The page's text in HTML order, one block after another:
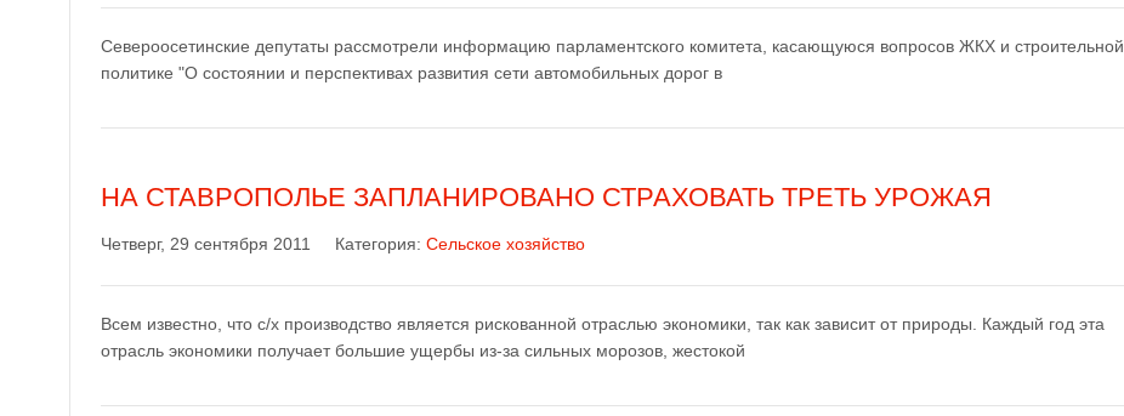
Североосетинские депутаты рассмотрели информацию парламентского комитета, касающуюся вопросов ЖКХ и строительной
политике "О состоянии и перспективах развития сети автомобильных дорог в
НА СТАВРОПОЛЬЕ ЗАПЛАНИРОВАНО СТРАХОВАТЬ ТРЕТЬ УРОЖАЯ
Четверг, 29 сентября 2011 Категория: Сельское хозяйство
Всем известно, что с/х производство является рискованной отраслью экономики, так как зависит от природы. Каждый год эта
отрасль экономики получает большие ущербы из-за сильных морозов, жестокой